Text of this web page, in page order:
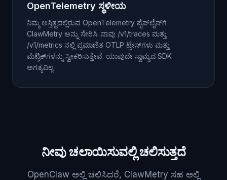
OpenTelemetry ಸ್ಥಳೀಯ
ನಿಮ್ಮ ಅಸ್ತಿತ್ವದಲ್ಲಿರುವ OpenTelemetry ಪೈಪ್‌ಲೈನ್‌ಗೆ
ClawMetry ಅನ್ನು ಸೇರಿಸಿ. ನಾವು /v1/traces ಮತ್ತು
/v1/metrics ನಲ್ಲಿ ಪ್ರಮಾಣಿತ OTLP ಟ್ರೇಸ್‌ಗಳು ಮತ್ತು
ಮೆಟ್ರಿಕ್‌ಗಳನ್ನು ಸ್ವೀಕರಿಸುತ್ತೇವೆ. ಯಾವುದೇ ಸ್ವಾಮ್ಯದ SDK
ಅಗತ್ಯವಿಲ್ಲ.
ನೀವು ಚಲಾಯಿಸುವಲ್ಲಿ ಚಲಿಸುತ್ತದೆ
OpenClaw ಅಲ್ಲಿ ಚಲಿಸಿದರೆ, ClawMetry ಸಹ ಅಲ್ಲಿ